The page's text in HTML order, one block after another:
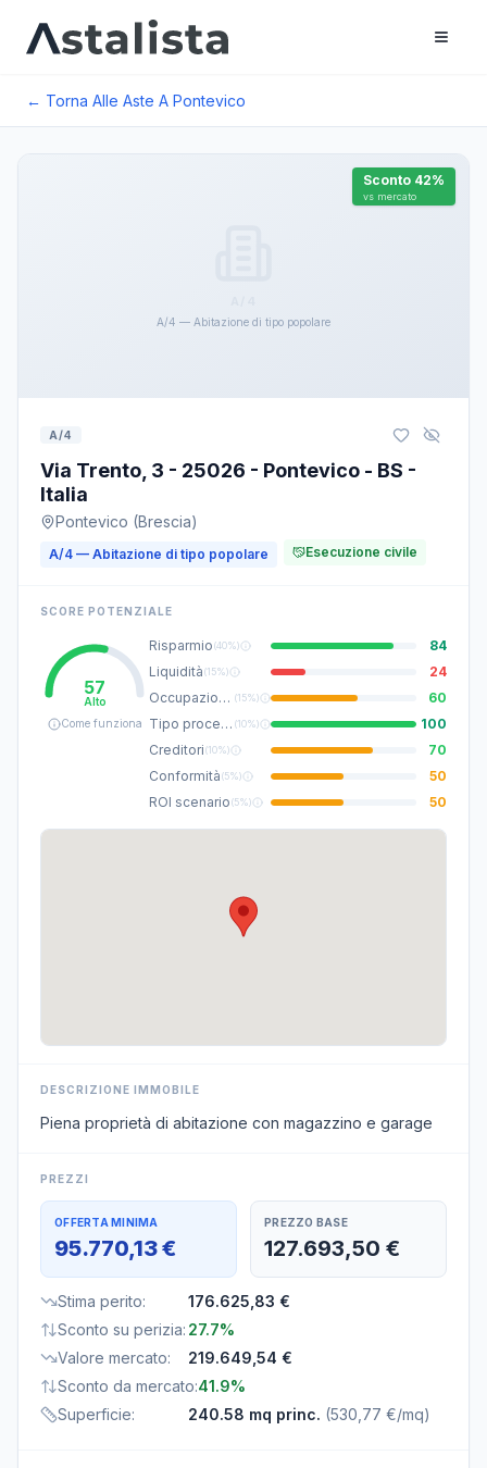
← Torna Alle Aste A Pontevico
A/4 — Abitazione di tipo popolare
Sconto 42%
vs mercato
A/4
Via Trento, 3 - 25026 - Pontevico - BS -
Italia
Pontevico (Brescia)
A/4 — Abitazione di tipo popolare Esecuzione civile
SCORE POTENZIALE
57
Alto
Come funziona
Risparmio(40%)
84
Liquidità(15%)
24
Occupazione (15%)
60
Tipo procedura (10%)
100
Creditori(10%)
70
Conformità(5%)
50
ROI scenario(5%) 50
DESCRIZIONE IMMOBILE
Piena proprietà di abitazione con magazzino e garage
PREZZI
OFFERTA MINIMA
95.770,13 €
PREZZO BASE
127.693,50 €
Stima perito:
176.625,83 €
Sconto su perizia: 27.7%
Valore mercato:
219.649,54 €
Sconto da mercato:41.9%
Superficie: 240.58 mq princ. (530,77 €/mq)